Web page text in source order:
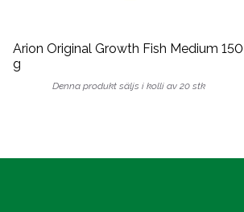
Arion Original Growth Fish Medium 150
g
Denna produkt säljs i kolli av 20 stk